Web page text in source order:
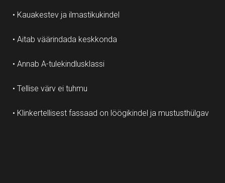
• Kauakestev ja ilmastikukindel
• Aitab väärindada keskkonda
• Annab A-tulekindlusklassi
• Tellise värv ei tuhmu
• Klinkertellisest fassaad on löögikindel ja mustusthülgav